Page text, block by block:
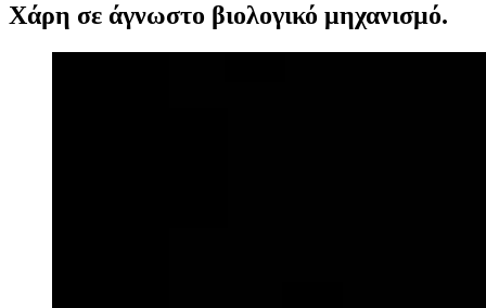
Χάρη σε άγνωστο βιολογικό μηχανισμό.